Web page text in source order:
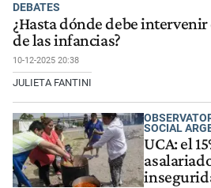
DEBATES
¿Hasta dónde debe
de las infancias?
10-12-2025 20:38
JULIETA FANTINI
SOCIAL
UCA: el